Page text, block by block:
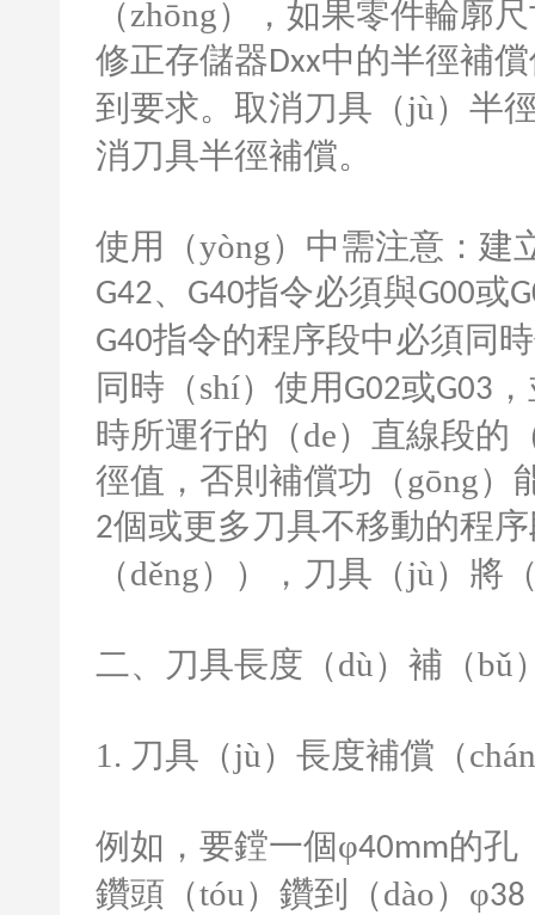
（zhōng），如果零件輪廓
修正存儲器Dxx中的半徑補
到要求。取消刀具（jù）半
消刀具半徑補償。
使用（yòng）中需注意：建
G42、 G40指令必須與G00或
G40指令的程序段中必須同
同時（shí）使用 G02或G03
時所運行的（de）直線段的
徑值，否則補償功（gōng）
2個或更多刀具不移動的程
（děng）），刀具（jù）將
二、刀具長度（dù）補（bǔ
1. 刀具（jù）長度補償（
例如，要鏜一個φ40mm的孔
鑽頭（tóu）鑽到（dào）φ38